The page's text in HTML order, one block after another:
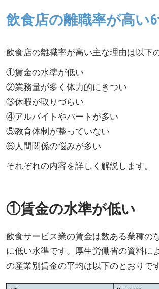
飲食店の離職率が高い
飲食店の離職率が高い主な理由は以下
①賃金の水準が低い
②業務量が多く体力的にきつい
③休暇が取りづらい
④アルバイトやパートが多い
⑤教育体制が整っていない
⑥人間関係の悩みが多い
それぞれの内容を詳しく解説します。
①賃金の水準が低い
飲食サービス業の賃金は数ある業種の
に低い水準です。厚生労働省の資料に
の産業別賃金の平均は以下のとおりです